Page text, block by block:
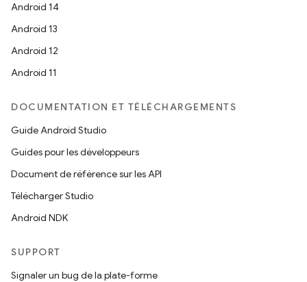
Android 14
Android 13
Android 12
Android 11
DOCUMENTATION ET TÉLÉCHARGEMENTS
Guide Android Studio
Guides pour les développeurs
Document de référence sur les API
Télécharger Studio
Android NDK
SUPPORT
Signaler un bug de la plate-forme